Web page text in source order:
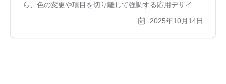
ら、色の変更や項目を切り離して強調する応用デザイン
者でも簡単に見栄えの良い円グラフが作れるようになり
2025年10月14日